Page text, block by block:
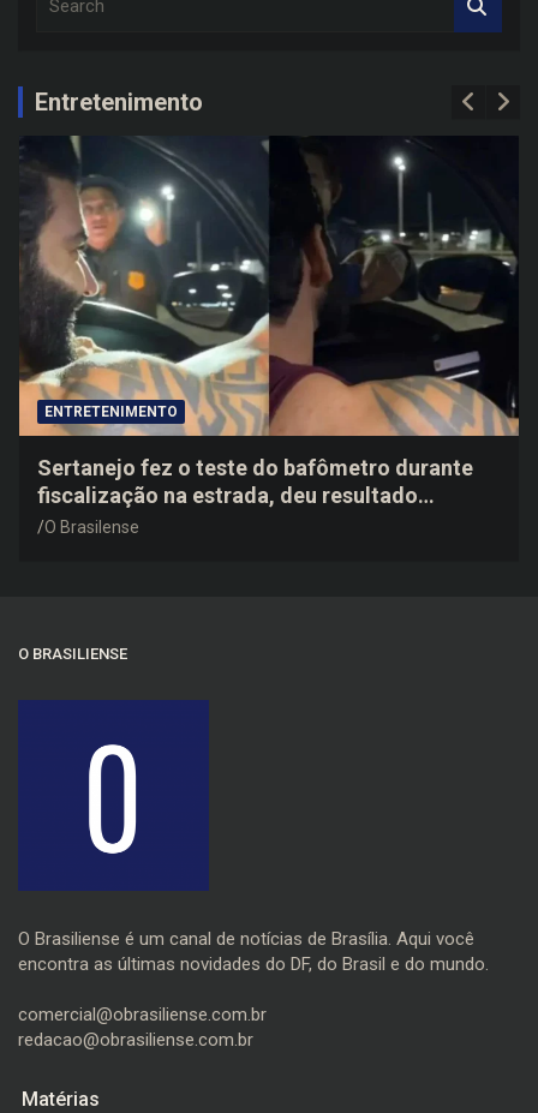
c
h
Entretenimento
ENTRETENIMENTO
Sertanejo fez o teste do bafômetro durante
fiscalização na estrada, deu resultado
negativo e elogiou o trabalho dos agentes de
O Brasilense
O BRASILIENSE
O Brasiliense é um canal de notícias de Brasília. Aqui você
encontra as últimas novidades do DF, do Brasil e do mundo.
comercial@obrasiliense.com.br
redacao@obrasiliense.com.br
Matérias